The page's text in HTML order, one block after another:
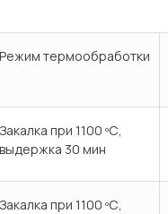
Режим термообработки
Закалка при 1100 ºС,
выдержка 30 мин
Закалка при 1100 ºС,